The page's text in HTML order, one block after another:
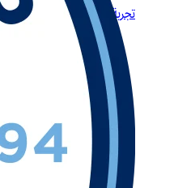
تجربة لعب مميزة لكبار